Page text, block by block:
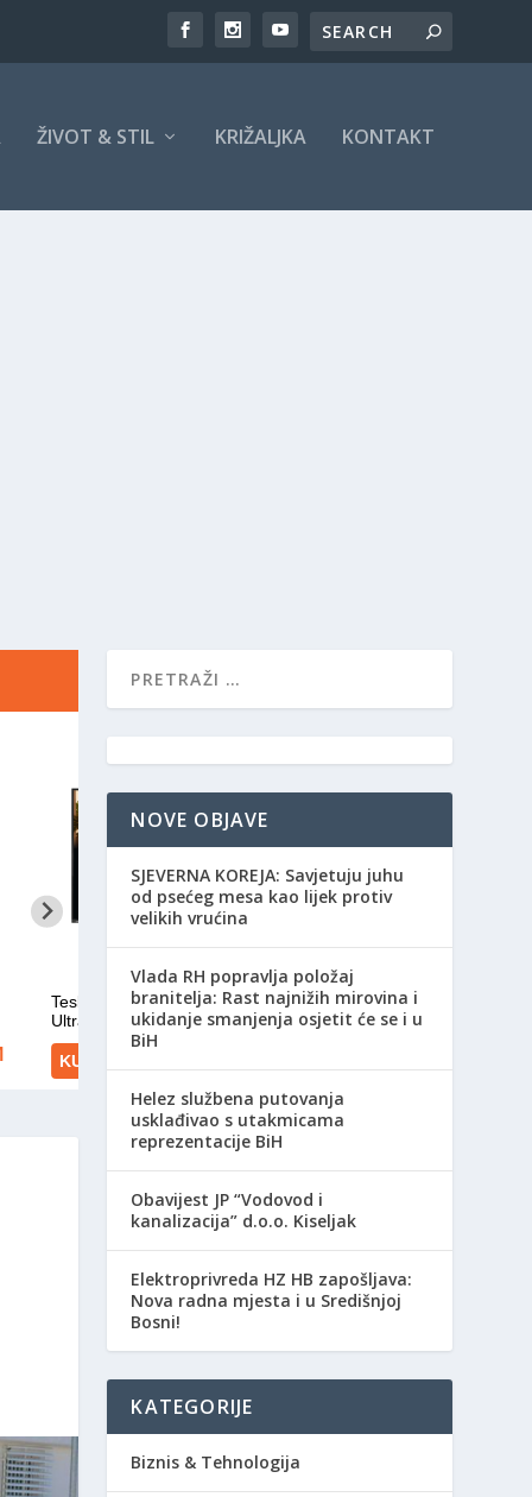
ŽIVOT & STIL KRIŽALJKA KONTAKT
NOVE OBJAVE
SJEVERNA KOREJA: Savjetuju juhu
od psećeg mesa kao lijek protiv
velikih vrućina
Vlada RH popravlja položaj
branitelja: Rast najnižih mirovina i
ukidanje smanjenja osjetit će se i u
BiH
Helez službena putovanja
usklađivao s utakmicama
reprezentacije BiH
Obavijest JP “Vodovod i
kanalizacija” d.o.o. Kiseljak
Elektroprivreda HZ HB zapošljava:
Nova radna mjesta i u Središnjoj
Bosni!
KATEGORIJE
Biznis & Tehnologija